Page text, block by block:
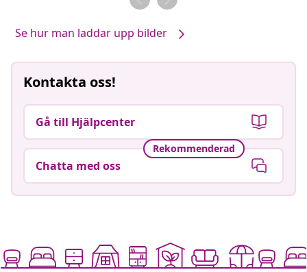
Se hur man laddar upp bilder
Kontakta oss!
Gå till Hjälpcenter
Rekommenderad
Chatta med oss